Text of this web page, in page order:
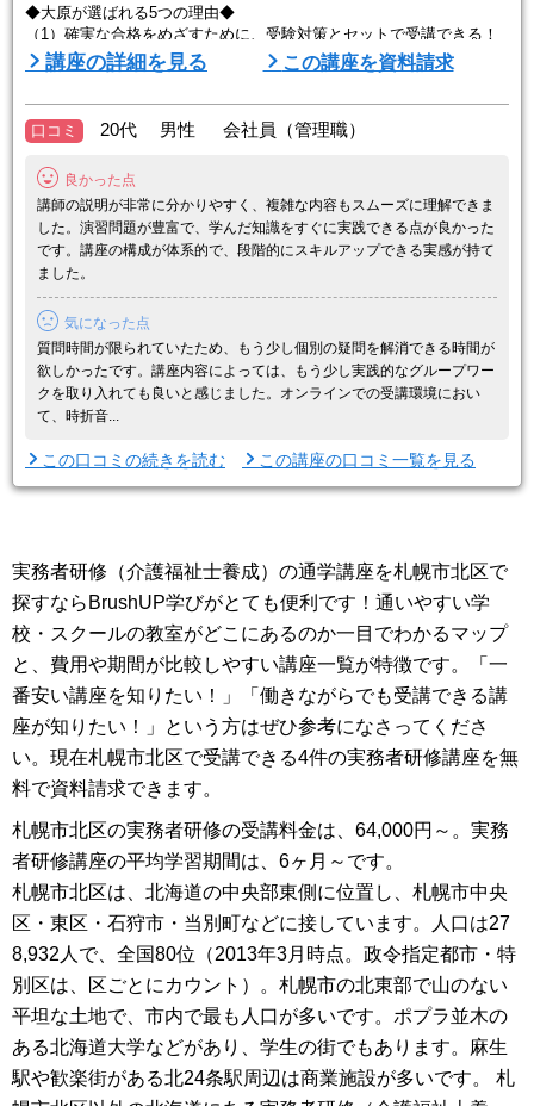
◆大原が選ばれる5つの理由◆
（1）確実な合格をめざすために、受験対策とセットで受講できる！
確実な合格を目指すためには、受験対策も重要です。大原では実務者
研修と受験対策をセットにしたコースをお得な受講料で提供していま
（2）スクーリングは『最短6日間』で修了します！
大原の実務者研修は自宅学習とスクーリングを組み合わせて学習しま
す。学校に通うスクーリングは6日間で ...
講座の詳細を見る この講座を資料請求
口コミ 20代 男性 会社員（管理職）
良かった点
講師の説明が非常に分かりやすく、複雑な内容もスムーズに理解できま
した。演習問題が豊富で、学んだ知識をすぐに実践できる点が良かった
です。講座の構成が体系的で、段階的にスキルアップできる実感が持て
ました。
気になった点
質問時間が限られていたため、もう少し個別の疑問を解消できる時間が
欲しかったです。講座内容によっては、もう少し実践的なグループワー
クを取り入れても良いと感じました。オンラインでの受講環境におい
て、時折音...
この口コミの続きを読む この講座の口コミ一覧を見る
実務者研修（介護福祉士養成）の通学講座を札幌市北区で
探すならBrushUP学びがとても便利です！通いやすい学
校・スクールの教室がどこにあるのか一目でわかるマップ
と、費用や期間が比較しやすい講座一覧が特徴です。「一
番安い講座を知りたい！」「働きながらでも受講できる講
座が知りたい！」という方はぜひ参考になさってくださ
い。現在札幌市北区で受講できる4件の実務者研修講座を無
料で資料請求できます。
札幌市北区の実務者研修の受講料金は、64,000円～。実務
者研修講座の平均学習期間は、6ヶ月～です。
札幌市北区は、北海道の中央部東側に位置し、札幌市中央
区・東区・石狩市・当別町などに接しています。人口は27
8,932人で、全国80位（2013年3月時点。政令指定都市・特
別区は、区ごとにカウント）。札幌市の北東部で山のない
平坦な土地で、市内で最も人口が多いです。ポプラ並木の
ある北海道大学などがあり、学生の街でもあります。麻生
駅や歓楽街がある北24条駅周辺は商業施設が多いです。 札